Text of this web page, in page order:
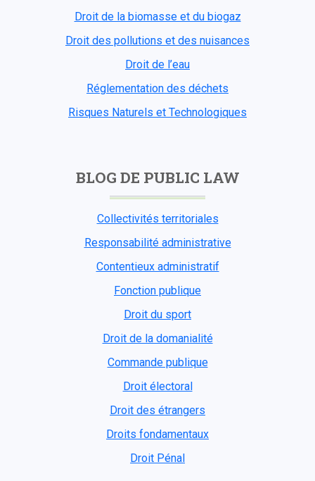
Droit de la biomasse et du biogaz
Droit des pollutions et des nuisances
Droit de l’eau
Réglementation des déchets
Risques Naturels et Technologiques
BLOG DE PUBLIC LAW
Collectivités territoriales
Responsabilité administrative
Contentieux administratif
Fonction publique
Droit du sport
Droit de la domanialité
Commande publique
Droit électoral
Droit des étrangers
Droits fondamentaux
Droit Pénal